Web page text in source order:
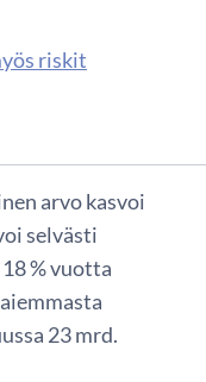
riskit
arvo kasvoi
selvästi
% vuotta
23 mrd.